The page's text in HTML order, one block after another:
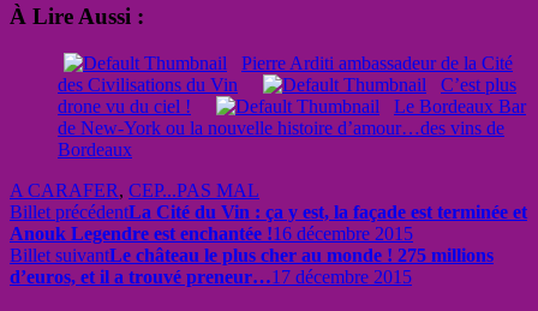
À Lire Aussi :
Pierre Arditi ambassadeur de la Cité
des Civilisations du Vin
C’est plus
drone vu du ciel !
Le Bordeaux Bar
de New-York ou la nouvelle histoire d’amour…des vins de
Bordeaux
A CARAFER, CEP...PAS MAL
Billet précédentLa Cité du Vin : ça y est, la façade est terminée et
Anouk Legendre est enchantée !16 décembre 2015
Billet suivantLe château le plus cher au monde ! 275 millions
d’euros, et il a trouvé preneur…17 décembre 2015